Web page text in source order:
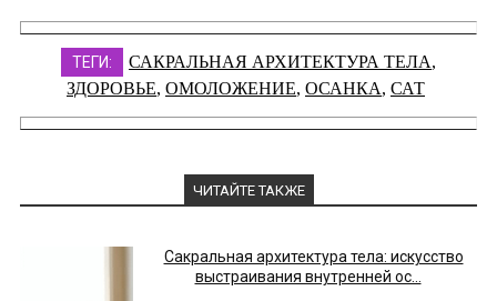
ТЕГИ: САКРАЛЬНАЯ АРХИТЕКТУРА ТЕЛА,
ЗДОРОВЬЕ, ОМОЛОЖЕНИЕ, ОСАНКА, САТ
ЧИТАЙТЕ ТАКЖЕ
Сакральная архитектура тела: искусство
выстраивания внутренней ос...